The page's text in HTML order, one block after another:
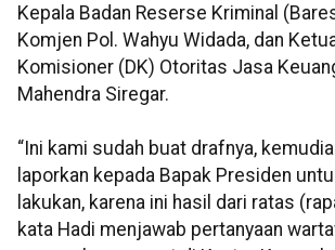
Kepala Badan Reserse Kriminal
Komjen Pol. Wahyu Widada, dan
Komisioner (DK) Otoritas Jasa
Mahendra Siregar.
“Ini kami sudah buat drafnya,
laporkan kepada Bapak Presiden
lakukan, karena ini hasil dari ratas
kata Hadi menjawab pertanyaan